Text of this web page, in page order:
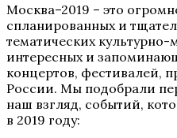
Москва–2019 – это
спланированных и
тематических
интересных и
концертов, фестивалей,
России. Мы подобрали
наш взгляд, событий,
в 2019 году: